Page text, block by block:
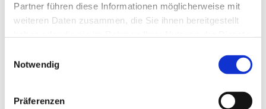
Partner führen diese Informationen möglicherweise mit
weiteren Daten zusammen, die Sie ihnen bereitgestellt
Notwendig
Präferenzen